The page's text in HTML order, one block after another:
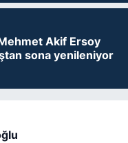
Akif Ersoy
sona yenileniyor